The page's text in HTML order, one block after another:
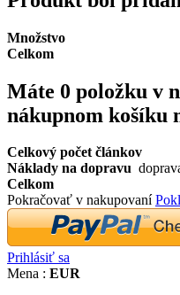
Množstvo
Celkom
Máte 0 položku v
nákupnom košíku
Celkový počet článkov
Náklady na dopravu
Celkom
Pokračovať v nakupovaní
Prihlásiť sa
Mena : EUR